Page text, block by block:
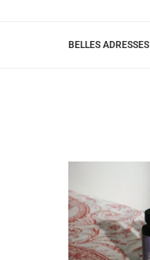
BELLES ADRESSES